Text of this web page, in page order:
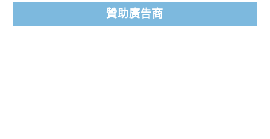
贊助廣告商